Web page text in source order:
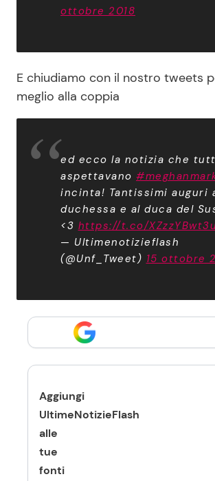
ottobre 2018
E chiudiamo con il nostro tweets
meglio alla coppia
ed ecco la notizia che
aspettavano
incinta! Tantissimi auguri
duchessa e al duca del
<3 https://t.co/XZzzYBwt3u
— Ultimenotizieflash
(@Unf_Tweet) 15 ottobre
Aggiungi
UltimeNotizieFlash
alle
tue
fonti